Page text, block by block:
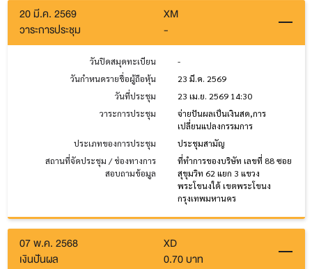
20 มี.ค. 2569
XM
วาระการประชุม
-
วันปิดสมุดทะเบียน
-
วันกำหนดรายชื่อผู้ถือหุ้น
23 มี.ค. 2569
วันที่ประชุม
23 เม.ย. 2569 14:30
วาระการประชุม
จ่ายปันผลเป็นเงินสด,การ
เปลี่ยนแปลงกรรมการ
ประเภทของการประชุม
ประชุมสามัญ
สถานที่จัดประชุม / ช่องทางการ
สอบถามข้อมูล
ที่ทำการของบริษัท เลขที่ 88 ซอย
สุขุมวิท 62 แยก 3 แขวง
พระโขนงใต้ เขตพระโขนง
กรุงเทพมหานคร
07 พ.ค. 2568
XD
เงินปันผล
0.70 บาท